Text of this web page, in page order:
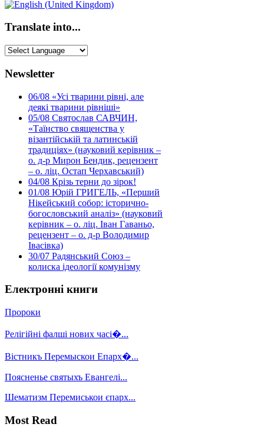
Translate into...
Newsletter
06/08 «Усі тварини рівні, але
деякі тварини рівніші»
05/08 Святослав САВЧИН,
«Таїнство священства у
візантійській та латинській
традиціях» (науковий керівник –
о. д-р Мирон Бендик, рецензент
– о. ліц. Остап Черхавський)
04/08 Крізь терни до зірок!
01/08 Юрій ГРИГЕЛЬ, «Перший
Нікейський собор: історично-
богословський аналіз» (науковий
керівник – о. ліц. Іван Гаваньо,
рецензент – о. д-р Володимир
Івасівка)
30/07 Радянський Союз –
колиска ідеології комунізму
Електронні книги
Пророки
Релігійні фалші нових часі�...
Вістникъ Перемыскои Епарх�...
Поясненье святыхъ Евангелі...
Шематизм Перемиськои єпарх...
Most Read